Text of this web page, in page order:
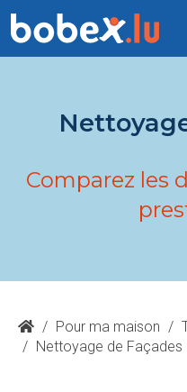
Comparez les
/ Pour ma maison /
/ Nettoyage de Façades